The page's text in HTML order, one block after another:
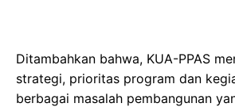
Ditambahkan bahwa, KUA-PPAS
strategi, prioritas program dan
berbagai masalah pembangunan